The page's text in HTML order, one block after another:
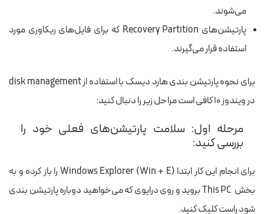
می‌شوند.
پارتیشن‌های Recovery Partition که برای فایل‌های ریکاوری مورد
استفاده قرار می‌گیرند.
برای نحوه پارتیشن بندی هارد دیسک با استفاده از disk management
در ویندوز ۱۰ کافی است مراحل زیر را دنبال کنید:
مرحله اول: سلامت پارتیشن‌های فعلی خود را
بررسی کنید:
برای انجام این کار ابتدا
Windows Explorer (Win + E) را باز کرده و به
بخش This PC بروید و روی درایوی که می‌خواهید دوباره پارتیشن بندی
شود راست کلیک کنید.